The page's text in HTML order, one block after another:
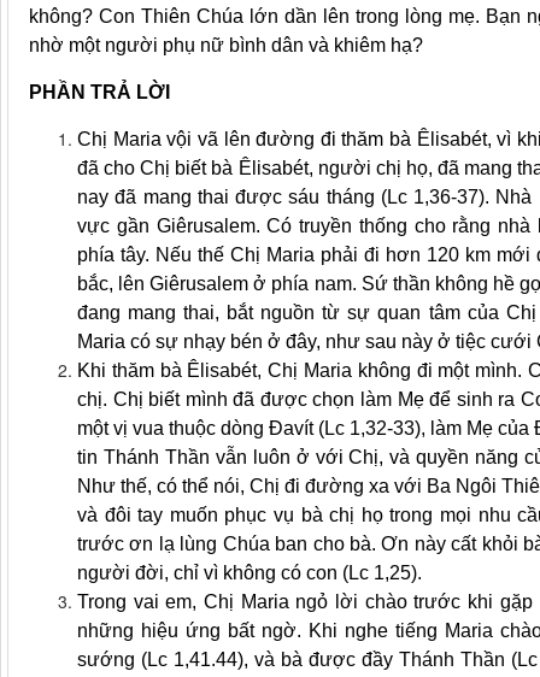
không? Con Thiên Chúa lớn dần lên trong lòng mẹ. Bạn
nhờ một người phụ nữ bình dân và khiêm hạ?
PHẦN TRẢ LỜI
Chị Maria vội vã lên đường đi thăm bà Êlisabét, vì
đã cho Chị biết bà Êlisabét, người chị họ, đã mang
nay đã mang thai được sáu tháng (Lc 1,36-37).
vực gần Giêrusalem. Có truyền thống cho rằng
phía tây. Nếu thế Chị Maria phải đi hơn 120 km
bắc, lên Giêrusalem ở phía nam. Sứ thần không hề
đang mang thai, bắt nguồn từ sự quan tâm của
Maria có sự nhạy bén ở đây, như sau này ở tiệc cưới
Khi thăm bà Êlisabét, Chị Maria không đi một
chị. Chị biết mình đã được chọn làm Mẹ để sinh ra
một vị vua thuộc dòng Đavít (Lc 1,32-33), làm Mẹ
tin Thánh Thần vẫn luôn ở với Chị, và quyền năng
Như thế, có thể nói, Chị đi đường xa với Ba Ngôi
và đôi tay muốn phục vụ bà chị họ trong mọi nhu
trước ơn lạ lùng Chúa ban cho bà. Ơn này cất khỏi
người đời, chỉ vì không có con (Lc 1,25).
Trong vai em, Chị Maria ngỏ lời chào trước khi
những hiệu ứng bất ngờ. Khi nghe tiếng Maria
sướng (Lc 1,41.44), và bà được đầy Thánh Thần